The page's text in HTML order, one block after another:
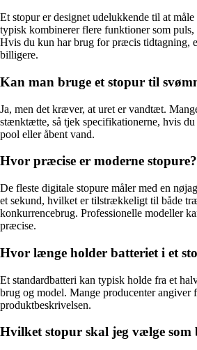
Et stopur er designet udelukkende til at
typisk kombinerer flere funktioner som
Hvis du kun har brug for præcis tidtagning,
billigere.
Kan man bruge et stopur til
Ja, men det kræver, at uret er vandtæt.
stænktætte, så tjek specifikationerne, hvis
pool eller åbent vand.
Hvor præcise er moderne stopure?
De fleste digitale stopure måler med en
et sekund, hvilket er tilstrækkeligt til både
konkurrencebrug. Professionelle modeller
præcise.
Hvor længe holder batteriet i et
Et standardbatteri kan typisk holde fra et
brug og model. Mange producenter angiver
produktbeskrivelsen.
Hvilket stopur skal jeg vælge som